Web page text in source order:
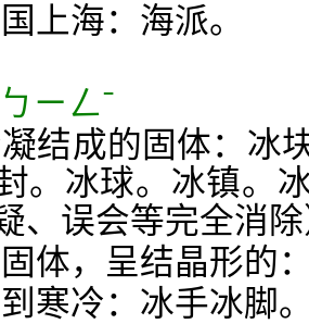
上海：海派。
ㄧㄥˉ
结成的固体：冰
。冰球。冰镇。
、误会等完全消
体，呈结晶形的
寒冷：冰手冰脚